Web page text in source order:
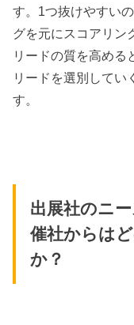
す。1つ抜けやすい
グを元にスコアリン
リードの質を高める
リードを選別してい
す。
出展社のニ
催社からは
か？